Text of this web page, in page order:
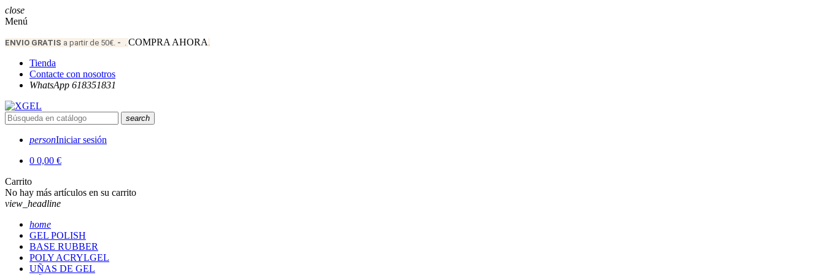
close
Menú
ENVIO GRATIS a partir de 50€. - . COMPRA AHORA .
Tienda
Contacte con nosotros
WhatsApp 618351831
search
personIniciar sesión
0 0,00 €
Carrito
No hay más artículos en su carrito
view_headline
home
GEL POLISH
BASE RUBBER
POLY ACRYLGEL
UÑAS DE GEL